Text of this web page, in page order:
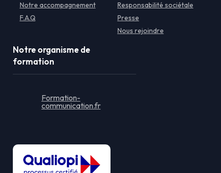
Notre accompagnement
F.A.Q
Responsabilité sociétale
Presse
Nous rejoindre
Notre organisme de
formation
Formation-
communication.fr